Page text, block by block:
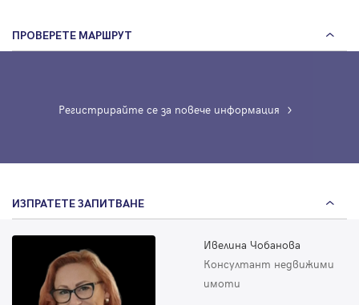
ПРОВЕРЕТЕ МАРШРУТ
Регистрирайте се за повече информация
ИЗПРАТЕТЕ ЗАПИТВАНЕ
Ивелина Чобанова
Консултант недвижими
имоти